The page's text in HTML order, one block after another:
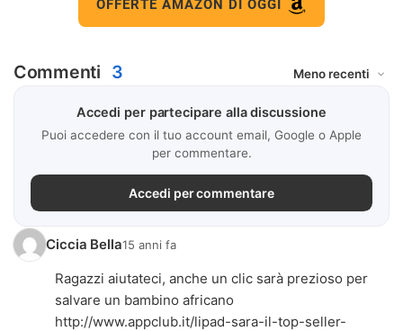
OFFERTE AMAZON DI OGGI
Commenti 3
Accedi per partecipare alla discussione
Puoi accedere con il tuo account email, Google o Apple
per commentare.
Accedi per commentare
Ciccia Bella15 anni fa
Ragazzi aiutateci, anche un clic sarà prezioso per
salvare un bambino africano
http://www.appclub.it/lipad-sara-il-top-seller-